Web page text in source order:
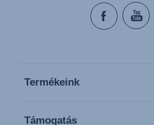
Termékeink
Támogatás